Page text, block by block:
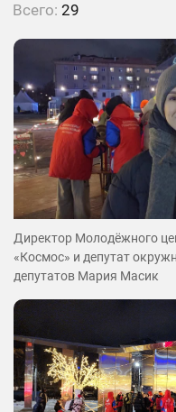
Всего: 29
Директор Молодёжного
«Космос» и депутат
депутатов Мария Масик